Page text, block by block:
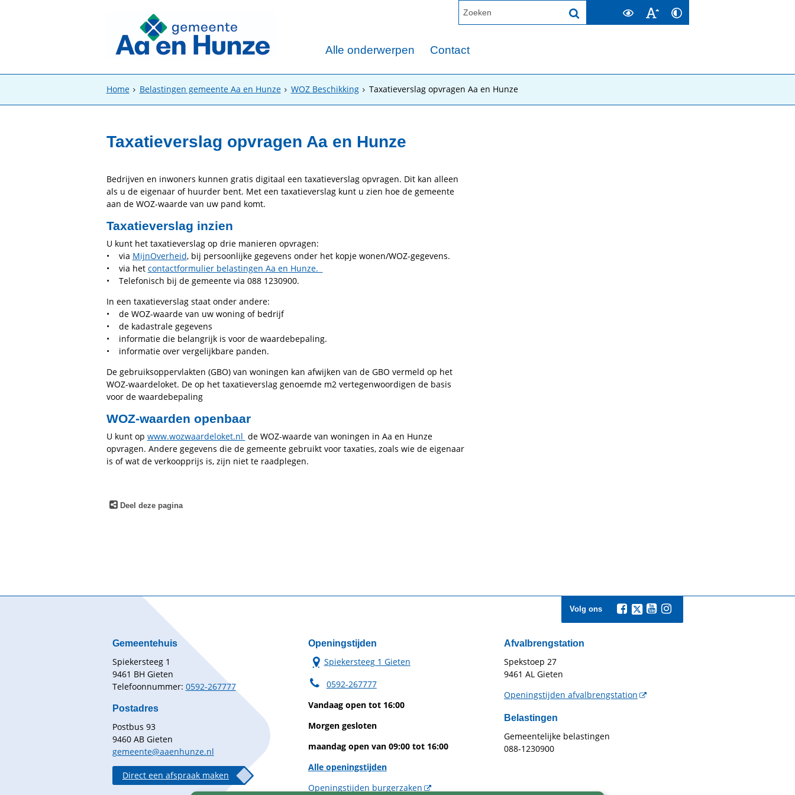
Alle onderwerpen Contact
Home Belastingen gemeente Aa en Hunze WOZ Beschikking Taxatieverslag opvragen Aa en Hunze
Taxatieverslag opvragen Aa en Hunze
Bedrijven en inwoners kunnen gratis digitaal een taxatieverslag opvragen. Dit kan alleen
als u de eigenaar of huurder bent. Met een taxatieverslag kunt u zien hoe de gemeente
aan de WOZ-waarde van uw pand komt.
Taxatieverslag inzien
U kunt het taxatieverslag op drie manieren opvragen:
• via MijnOverheid, bij persoonlijke gegevens onder het kopje wonen/WOZ-gegevens.
• via het contactformulier belastingen Aa en Hunze.
• Telefonisch bij de gemeente via 088 1230900.
In een taxatieverslag staat onder andere:
• de WOZ-waarde van uw woning of bedrijf
• de kadastrale gegevens
• informatie die belangrijk is voor de waardebepaling.
• informatie over vergelijkbare panden.
De gebruiksoppervlakten (GBO) van woningen kan afwijken van de GBO vermeld op het
WOZ-waardeloket. De op het taxatieverslag genoemde m2 vertegenwoordigen de basis
voor de waardebepaling
WOZ-waarden openbaar
U kunt op www.wozwaardeloket.nl de WOZ-waarde van woningen in Aa en Hunze
opvragen. Andere gegevens die de gemeente gebruikt voor taxaties, zoals wie de eigenaar
is of wat de verkoopprijs is, zijn niet te raadplegen.
Deel deze pagina
Volg ons
Gemeentehuis
Spiekersteeg 1
9461 BH Gieten
Telefoonnummer: 0592-267777
Postadres
Postbus 93
9460 AB Gieten
gemeente@aaenhunze.nl
Direct een afspraak maken
Openingstijden
Spiekersteeg 1 Gieten
0592-267777
Vandaag open tot 16:00
Morgen gesloten
maandag open van 09:00 tot 16:00
Alle openingstijden
Openingstijden burgerzaken
Afvalbrengstation
Spekstoep 27
9461 AL Gieten
Openingstijden afvalbrengstation
Belastingen
Gemeentelijke belastingen
088-1230900